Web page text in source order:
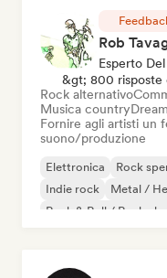
Rob
Esperto
&gt; 800 risposte
Rock alternativo
Musica country
Fornire agli artisti un
suono/produzione
Elettronica Rock
Indie rock
Metal /
Rock & Roll / Rock